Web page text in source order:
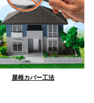
屋根カバー工法